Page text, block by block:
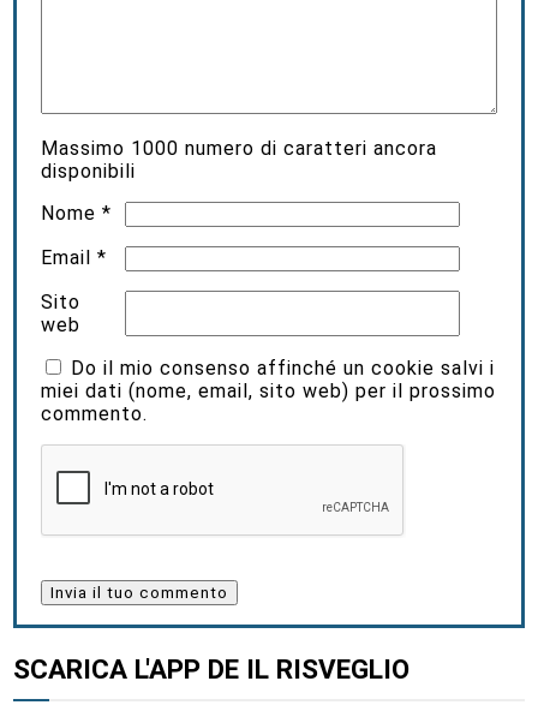
Massimo 1000 numero di caratteri ancora
disponibili
Nome*
Email*
Sito
web
Do il mio consenso affinché un cookie salvi i
miei dati (nome, email, sito web) per il prossimo
commento.
SCARICA L'APP DE IL RISVEGLIO